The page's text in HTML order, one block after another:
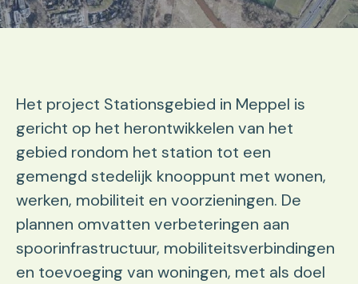
Het project Stationsgebied in Meppel is
gericht op het herontwikkelen van het
gebied rondom het station tot een
gemengd stedelijk knooppunt met wonen,
werken, mobiliteit en voorzieningen. De
plannen omvatten verbeteringen aan
spoorinfrastructuur, mobiliteitsverbindingen
en toevoeging van woningen, met als doel